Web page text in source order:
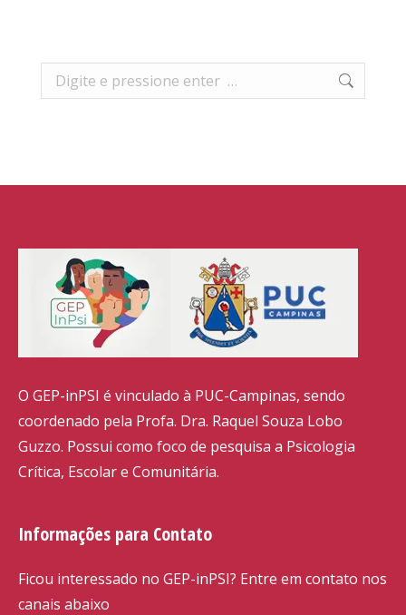
Search:
O GEP-inPSI é vinculado à PUC-Campinas, sendo
coordenado pela Profa. Dra. Raquel Souza Lobo
Guzzo. Possui como foco de pesquisa a Psicologia
Crítica, Escolar e Comunitária.
Informações para Contato
Ficou interessado no GEP-inPSI? Entre em contato nos
canais abaixo